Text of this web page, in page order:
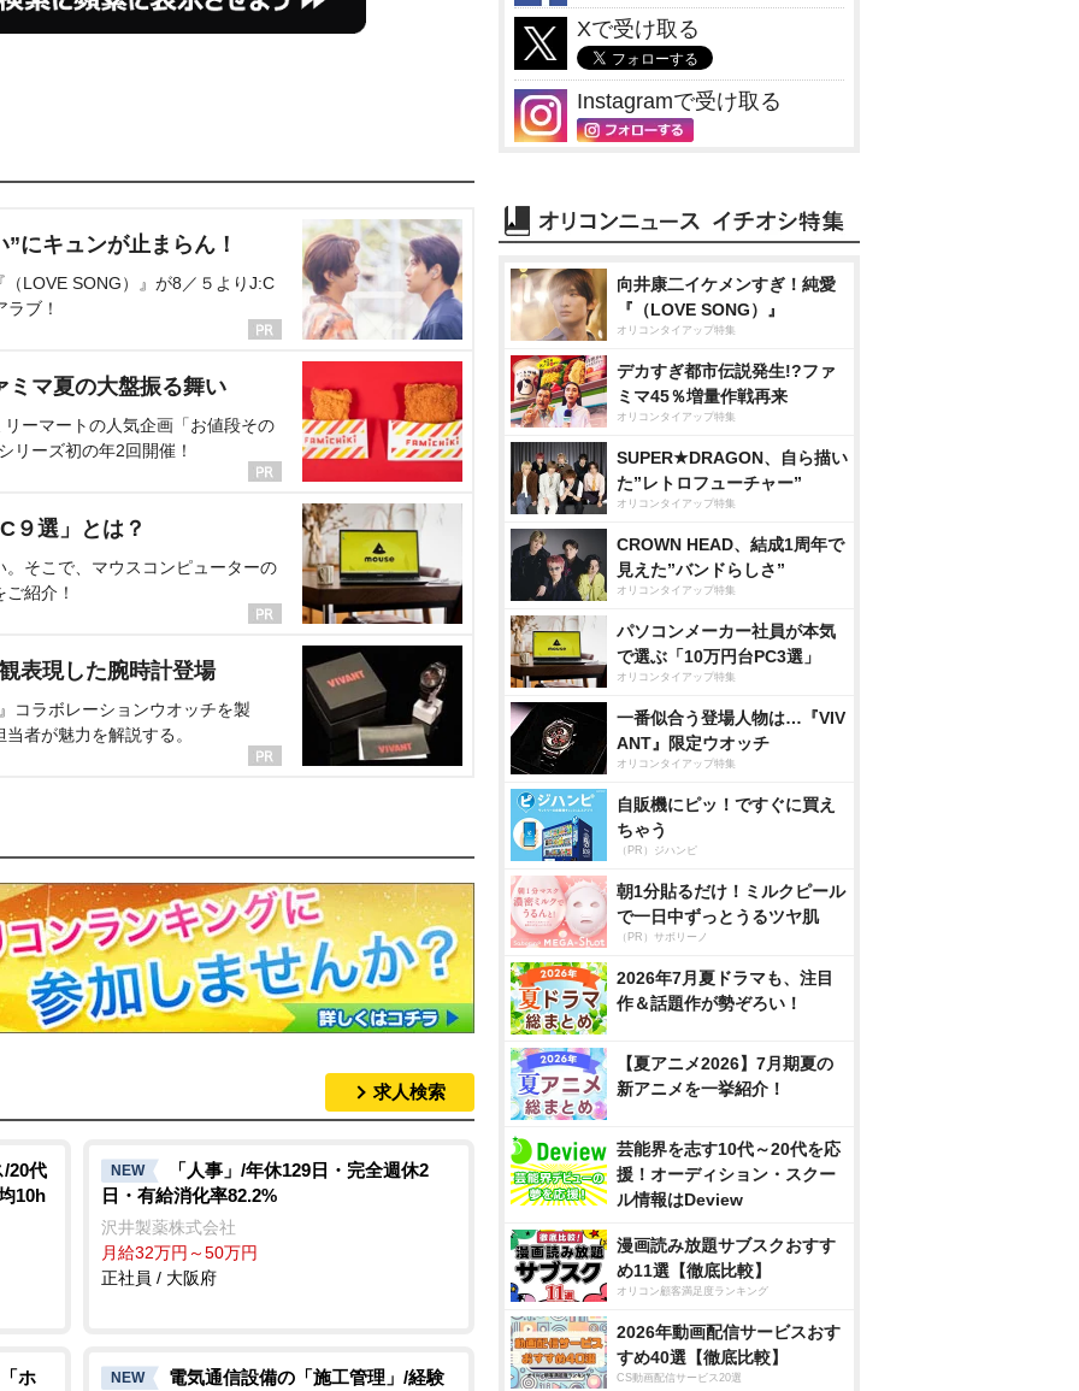
にキュンが止まらん！
LOVE SONG）』が8／５よりJ:C
ブ！
ミマ夏の大盤振る舞い
ーマートの人気企画「お値段その
リーズ初の年2回開催！
９選」とは？
そこで、マウスコンピューターの
紹介！
表現した腕時計登場
コラボレーションウオッチを製
者が魅力を解説する。
求人検索
20代
10h
NEW
「人事」/年休129日・完全週休2
日・有給消化率82.2%
沢井製薬株式会社
月給32万円～50万円
正社員 / 大阪府
ホ NEW 電気通信設備の「施工管理」/経験
Xで受け取る
Instagramで受け取る
向井康二イケメンすぎ！純愛
『（LOVE SONG）』
オリコンタイアップ特集
デカすぎ都市伝説発生!?ファ
ミマ45％増量作戦再来
オリコンタイアップ特集
SUPER★DRAGON、自ら描い
た”レトロフューチャー”
オリコンタイアップ特集
CROWN HEAD、結成1周年で
見えた”バンドらしさ”
オリコンタイアップ特集
パソコンメーカー社員が本気
で選ぶ「10万円台PC3選」
オリコンタイアップ特集
一番似合う登場人物は…『VIV
ANT』限定ウオッチ
オリコンタイアップ特集
自販機にピッ！ですぐに買え
ちゃう
（PR）ジハンピ
朝1分貼るだけ！ミルクピール
で一日中ずっとうるツヤ肌
（PR）サボリーノ
2026年7月夏ドラマも、注目
作＆話題作が勢ぞろい！
【夏アニメ2026】7月期夏の
新アニメを一挙紹介！
芸能界を志す10代～20代を応
援！オーディション・スクー
ル情報はDeview
漫画読み放題サブスクおすす
め11選【徹底比較】
オリコン顧客満足度ランキング
2026年動画配信サービスおす
すめ40選【徹底比較】
CS動画配信サービス20選